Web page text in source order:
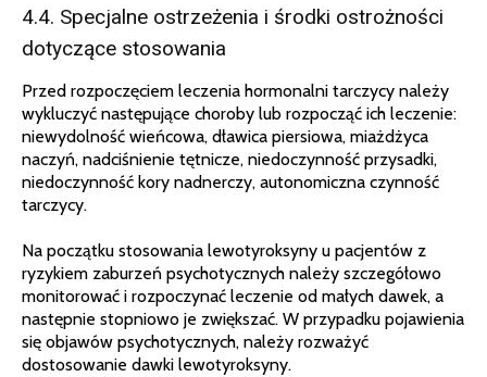
4.4. Specjalne ostrzeżenia i środki ostrożności
dotyczące stosowania
Przed rozpoczęciem leczenia hormonalni tarczycy należy
wykluczyć następujące choroby lub rozpocząć ich leczenie:
niewydolność wieńcowa, dławica piersiowa, miażdżyca
naczyń, nadciśnienie tętnicze, niedoczynność przysadki,
niedoczynność kory nadnerczy, autonomiczna czynność
tarczycy.
Na początku stosowania lewotyroksyny u pacjentów z
ryzykiem zaburzeń psychotycznych należy szczegółowo
monitorować i rozpoczynać leczenie od małych dawek, a
następnie stopniowo je zwiększać. W przypadku pojawienia
się objawów psychotycznych, należy rozważyć
dostosowanie dawki lewotyroksyny.